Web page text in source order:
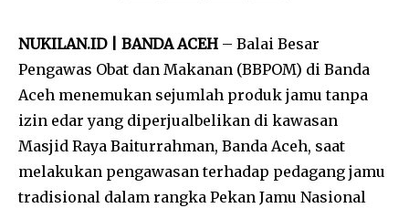
NUKILAN.ID | BANDA ACEH – Balai Besar
Pengawas Obat dan Makanan (BBPOM) di Banda
Aceh menemukan sejumlah produk jamu tanpa
izin edar yang diperjualbelikan di kawasan
Masjid Raya Baiturrahman, Banda Aceh, saat
melakukan pengawasan terhadap pedagang jamu
tradisional dalam rangka Pekan Jamu Nasional